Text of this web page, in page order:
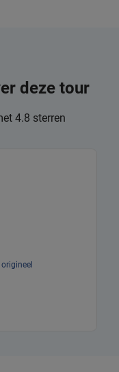
deze tour
4.8 sterren